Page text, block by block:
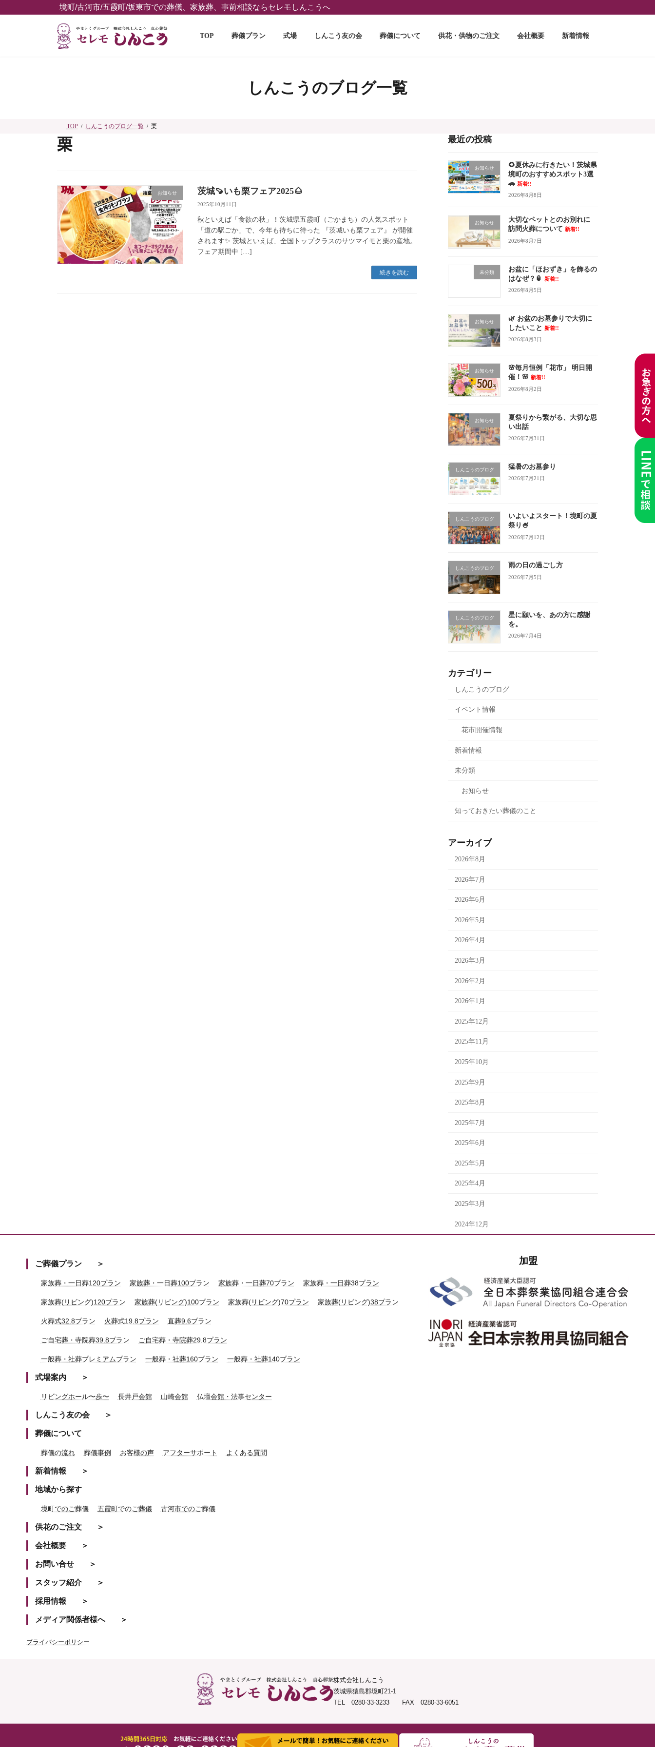
ン
ビ
境町/古河市/五霞町/坂東市での葬儀、家族葬、事前相談ならセレモしんこうへ
TOP 葬儀プラン 式場 しんこう友の会 葬儀について 供花・供物のご注文 会社概要 新着情報
しんこうのブログ一覧
TOP しんこうのブログ一覧 栗
栗
お知らせ 茨城🍠いも栗フェア2025🌰
2025年10月11日
秋といえば「食欲の秋」！茨城県五霞町（ごかまち）の人気スポット
「道の駅ごか」で、今年も待ちに待った 『茨城いも栗フェア』 が開催
されます✨ 茨城といえば、全国トップクラスのサツマイモと栗の産地。
フェア期間中 […]
続きを読む
最近の投稿
お知らせ
🌻夏休みに行きたい！茨城県
境町のおすすめスポット3選
🚗 新着!!
2026年8月8日
お知らせ
大切なペットとのお別れに
訪問火葬について 新着!!
2026年8月7日
未分類
お盆に「ほおずき」を飾るの
はなぜ？🏮
新着!!
2026年8月5日
お知らせ
🌿 お盆のお墓参りで大切に
したいこと 新着!!
2026年8月3日
お知らせ
🌸毎月恒例「花市」 明日開
催！🌸 新着!!
2026年8月2日
お知らせ
夏祭りから繋がる、大切な思
い出話
2026年7月31日
しんこうのブログ 猛暑のお墓参り
2026年7月21日
しんこうのブログ
いよいよスタート！境町の夏
祭り🍧
2026年7月12日
しんこうのブログ 雨の日の過ごし方
2026年7月5日
しんこうのブログ
星に願いを、あの方に感謝
を。
2026年7月4日
カテゴリー
しんこうのブログ
イベント情報
花市開催情報
新着情報
未分類
お知らせ
知っておきたい葬儀のこと
アーカイブ
2026年8月
2026年7月
2026年6月
2026年5月
2026年4月
2026年3月
2026年2月
2026年1月
2025年12月
2025年11月
2025年10月
2025年9月
2025年8月
2025年7月
2025年6月
2025年5月
2025年4月
2025年3月
2024年12月
ご葬儀プラン
家族葬・一日葬120プラン 家族葬・一日葬100プラン 家族葬・一日葬70プラン 家族葬・一日葬38プラン
家族葬(リビング)120プラン 家族葬(リビング)100プラン 家族葬(リビング)70プラン 家族葬(リビング)38プラン
火葬式32.8プラン 火葬式19.8プラン 直葬9.6プラン
ご自宅葬・寺院葬39.8プラン ご自宅葬・寺院葬29.8プラン
一般葬・社葬プレミアムプラン 一般葬・社葬160プラン 一般葬・社葬140プラン
式場案内
リビングホール〜歩〜 長井戸会館 山崎会館 仏壇会館・法事センター
しんこう友の会
葬儀について
葬儀の流れ 葬儀事例 お客様の声 アフターサポート よくある質問
新着情報
地域から探す
境町でのご葬儀 五霞町でのご葬儀 古河市でのご葬儀
供花のご注文
会社概要
お問い合せ
スタッフ紹介
採用情報
メディア関係者様へ
プライバシーポリシー
加盟
株式会社しんこう
茨城県猿島郡境町21-1
TEL 0280-33-3233 FAX 0280-33-6051